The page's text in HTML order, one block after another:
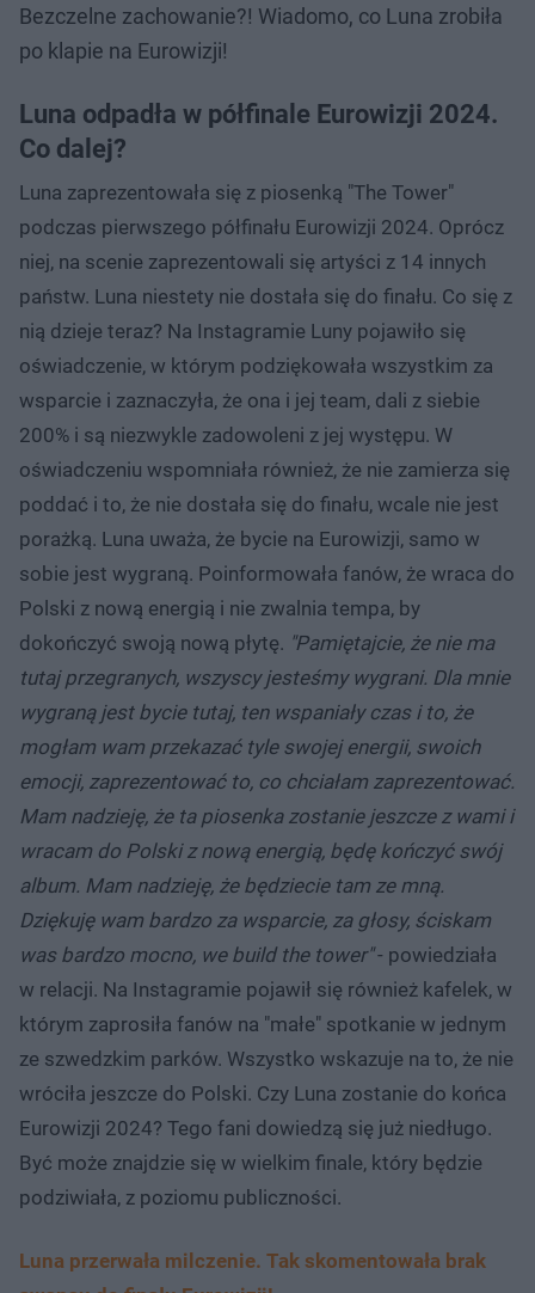
Bezczelne zachowanie?! Wiadomo, co Luna zrobiła
po klapie na Eurowizji!
Luna odpadła w półfinale Eurowizji 2024.
Co dalej?
Luna zaprezentowała się z piosenką "The Tower"
podczas pierwszego półfinału Eurowizji 2024. Oprócz
niej, na scenie zaprezentowali się artyści z 14 innych
państw. Luna niestety nie dostała się do finału. Co się z
nią dzieje teraz? Na Instagramie Luny pojawiło się
oświadczenie, w którym podziękowała wszystkim za
wsparcie i zaznaczyła, że ona i jej team, dali z siebie
200% i są niezwykle zadowoleni z jej występu. W
oświadczeniu wspomniała również, że nie zamierza się
poddać i to, że nie dostała się do finału, wcale nie jest
porażką. Luna uważa, że bycie na Eurowizji, samo w
sobie jest wygraną. Poinformowała fanów, że wraca do
Polski z nową energią i nie zwalnia tempa, by
dokończyć swoją nową płytę. "Pamiętajcie, że nie ma
tutaj przegranych, wszyscy jesteśmy wygrani. Dla mnie
wygraną jest bycie tutaj, ten wspaniały czas i to, że
mogłam wam przekazać tyle swojej energii, swoich
emocji, zaprezentować to, co chciałam zaprezentować.
Mam nadzieję, że ta piosenka zostanie jeszcze z wami i
wracam do Polski z nową energią, będę kończyć swój
album. Mam nadzieję, że będziecie tam ze mną.
Dziękuję wam bardzo za wsparcie, za głosy, ściskam
was bardzo mocno, we build the tower"- powiedziała
w relacji. Na Instagramie pojawił się również kafelek, w
którym zaprosiła fanów na "małe" spotkanie w jednym
ze szwedzkim parków. Wszystko wskazuje na to, że nie
wróciła jeszcze do Polski. Czy Luna zostanie do końca
Eurowizji 2024? Tego fani dowiedzą się już niedługo.
Być może znajdzie się w wielkim finale, który będzie
podziwiała, z poziomu publiczności.
Luna przerwała milczenie. Tak skomentowała brak